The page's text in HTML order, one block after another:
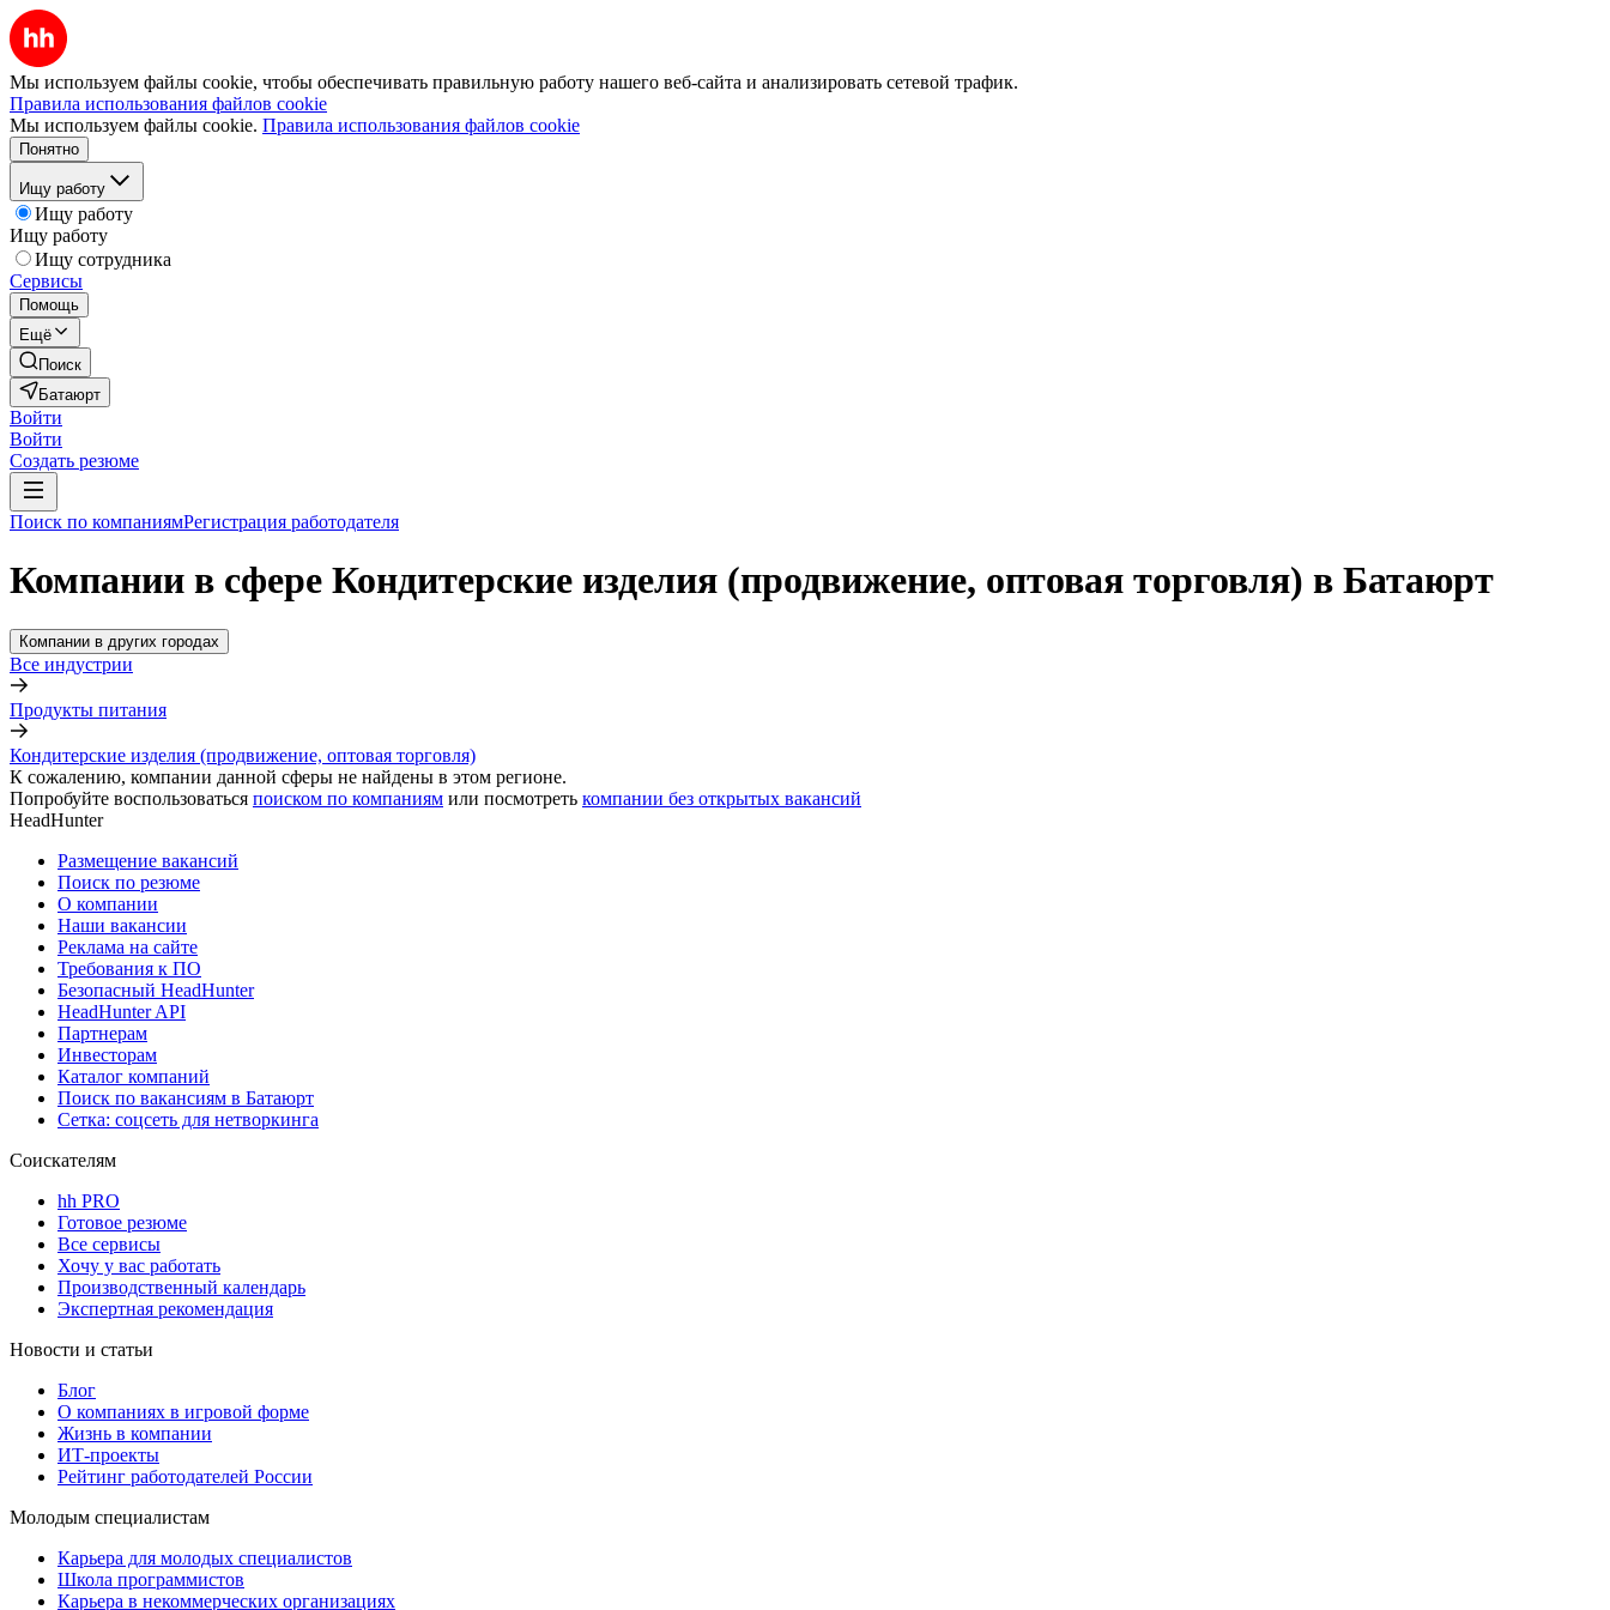
Мы используем файлы cookie, чтобы обеспечивать правильную работу нашего веб-сайта и анализировать сетевой трафик.
Правила использования файлов cookie
Мы используем файлы cookie. Правила использования файлов cookie
Понятно
Ищу работу
Ищу работу
Ищу работу
Ищу сотрудника
Сервисы
Помощь
Ещё
Поиск
Батаюрт
Войти
Войти
Создать резюме
Поиск по компаниямРегистрация работодателя
Компании в сфере Кондитерские изделия (продвижение, оптовая торговля) в Батаюрт
Компании в других городах
Все индустрии
Продукты питания
Кондитерские изделия (продвижение, оптовая торговля)
К сожалению, компании данной сферы не найдены в этом регионе.
Попробуйте воспользоваться поиском по компаниям или посмотреть компании без открытых вакансий
HeadHunter
Размещение вакансий
Поиск по резюме
О компании
Наши вакансии
Реклама на сайте
Требования к ПО
Безопасный HeadHunter
HeadHunter API
Партнерам
Инвесторам
Каталог компаний
Поиск по вакансиям в Батаюрт
Сетка: соцсеть для нетворкинга
Соискателям
hh PRO
Готовое резюме
Все сервисы
Хочу у вас работать
Производственный календарь
Экспертная рекомендация
Новости и статьи
Блог
О компаниях в игровой форме
Жизнь в компании
ИТ-проекты
Рейтинг работодателей России
Молодым специалистам
Карьера для молодых специалистов
Школа программистов
Карьера в некоммерческих организациях